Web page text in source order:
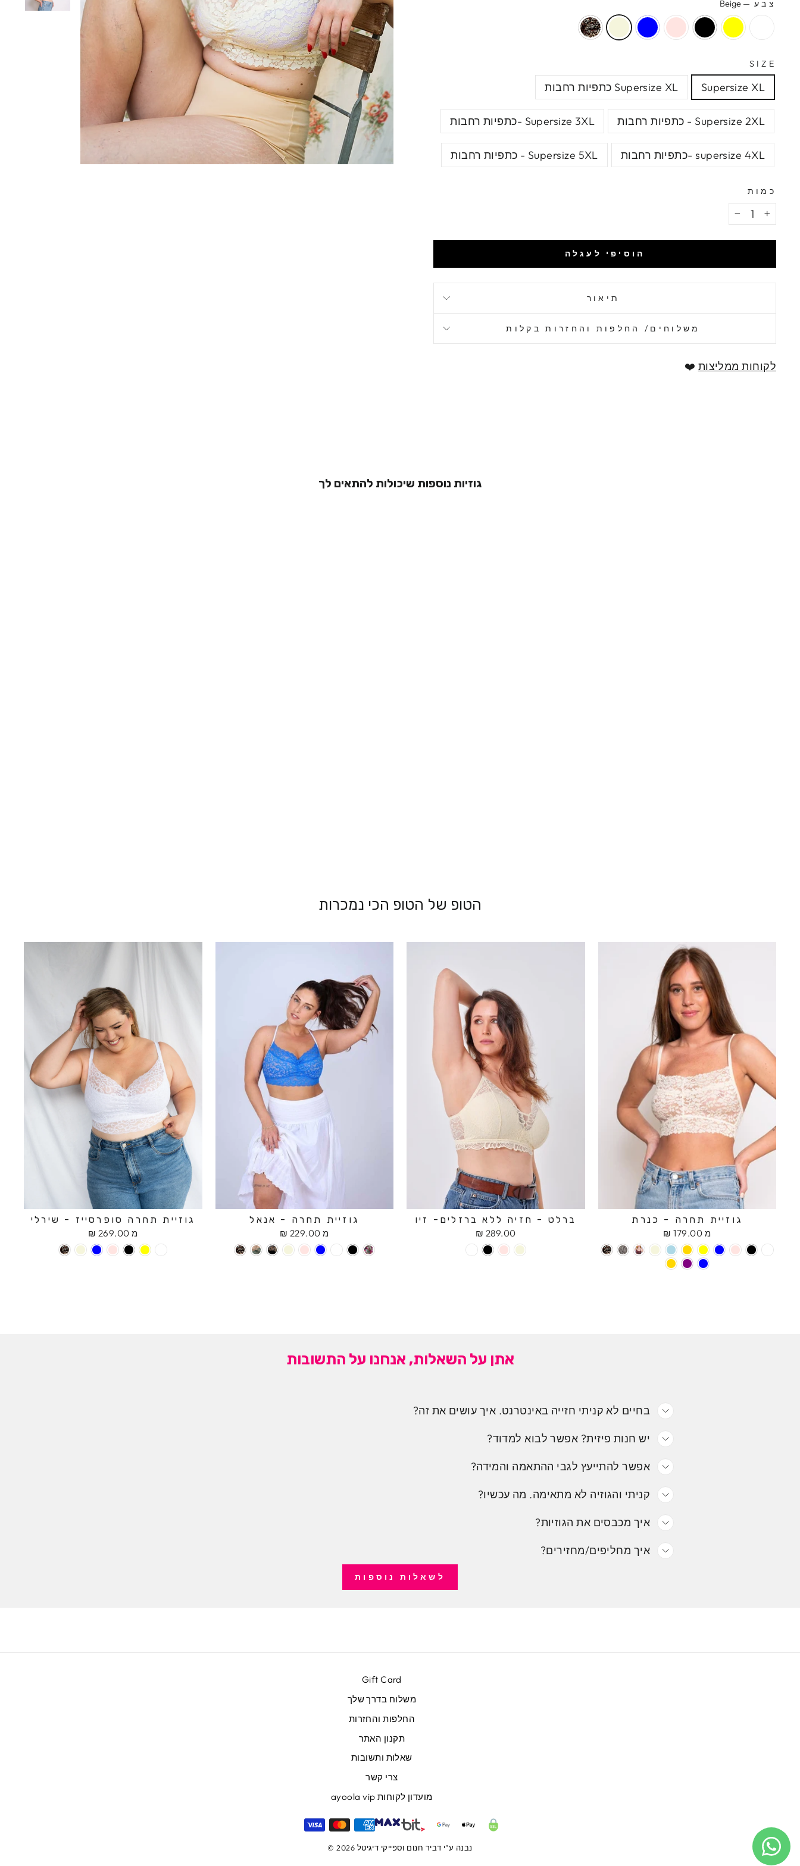
צבע —
Beige
SIZE
Supersize XL Supersize XL כתפיות רחבות
Supersize 2XL - כתפיות רחבות Supersize 3XL -כתפיות רחבות
supersize 4XL -כתפיות רחבות Supersize 5XL - כתפיות רחבות
כמות
− +
הוסיפי לעגלה
תיאור
משלוחים/ החלפות והחזרות בקלות
לקוחות ממליצות ❤️
גוזיות נוספות שיכולות להתאים לך
הטופ של הטופ הכי נמכרות
גוזיית תחרה סופרסייז - שירלי
מ 269.00 ₪
גוזיית תחרה - אנאל
מ 229.00 ₪
ברלט - חזיה ללא ברזלים- זיו
289.00 ₪
גוזיית תחרה - כנרת
מ 179.00 ₪
אתן על השאלות, אנחנו על התשובות
בחיים לא קניתי חזייה באינטרנט. איך עושים את זה?
יש חנות פיזית? אפשר לבוא למדוד?
אפשר להתייעץ לגבי ההתאמה והמידה?
קניתי והגוזיה לא מתאימה. מה עכשיו?
איך מכבסים את הגוזיות?
איך מחליפים/מחזירים?
לשאלות נוספות
Gift Card
משלוח בדרך שלך
החלפות והחזרות
תקנון האתר
שאלות ותשובות
צרי קשר
מועדון לקוחות ayoola vip
© 2026 נבנה ע"י דביר חנום וספייקי דיגיטל